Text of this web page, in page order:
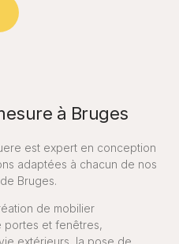
à Bruges
est expert en conception
adaptées à chacun de nos
Bruges.
de mobilier
portes et fenêtres,